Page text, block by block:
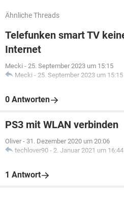
Ähnliche Threads
Telefunken smart TV
Internet
Mecki - 25. September 2023 um 15:15
Mecki - 25. September 2023 um 15:15
0 Antworten
PS3 mit WLAN verbinden
Oliver - 31. Dezember 2020 um 20:06
techlover90 - 2. Januar 2021 um 16:44
1 Antwort